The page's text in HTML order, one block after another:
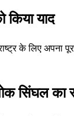
याद
के लिए अपना
सिंघल का